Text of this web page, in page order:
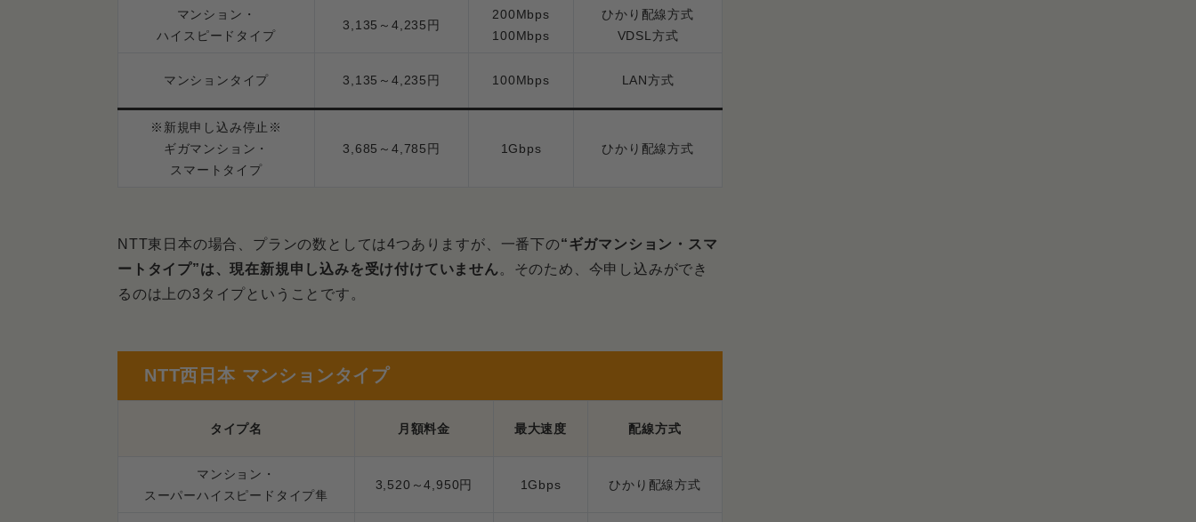
マンション・
ハイスピードタイプ
3,135～4,235円
200Mbps
100Mbps
ひかり配線方式
VDSL方式
マンションタイプ 3,135～4,235円 100Mbps LAN方式
※新規申し込み停止※
ギガマンション・
スマートタイプ
3,685～4,785円 1Gbps ひかり配線方式
NTT東日本の場合、プランの数としては4つありますが、一番下の“ギガマンション・スマ
ートタイプ”は、現在新規申し込みを受け付けていません。そのため、今申し込みができ
るのは上の3タイプということです。
タイプ名 月額料金 最大速度 配線方式
マンション・
スーパーハイスピードタイプ隼
3,520～4,950円 1Gbps ひかり配線方式
NTT西日本 マンションタイプ